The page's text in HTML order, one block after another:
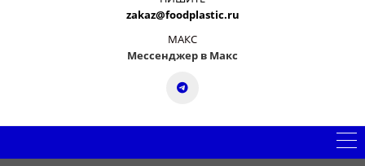
zakaz@foodplastic.ru
МАКС
Мессенджер в Макс